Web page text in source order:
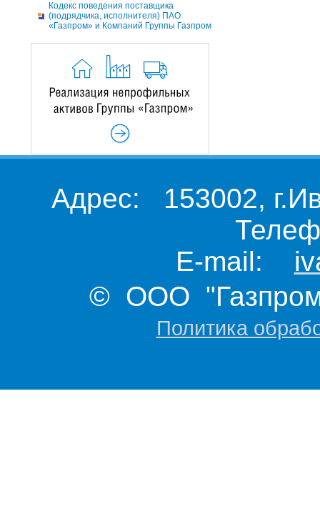
Кодекс поведения поставщика
(подрядчика, исполнителя) ПАО
«Газпром» и Компаний Группы Газпром
Адрес: 153002,
E-mail:
© ООО "Газпром
Политика